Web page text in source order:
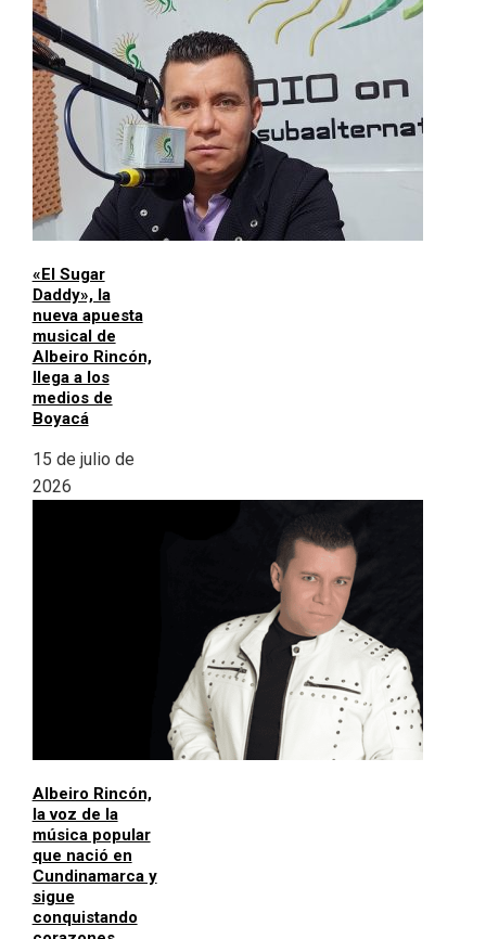
«El Sugar
Daddy», la
nueva apuesta
musical de
Albeiro Rincón,
llega a los
medios de
Boyacá
15 de julio de
2026
Albeiro Rincón,
la voz de la
música popular
que nació en
Cundinamarca y
sigue
conquistando